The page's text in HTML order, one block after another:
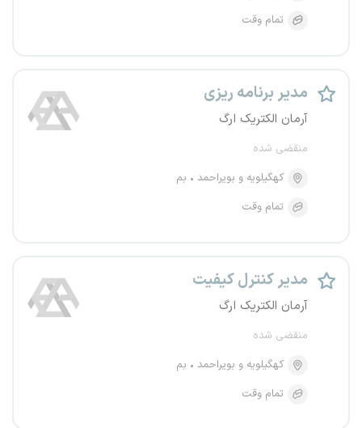
تمام وقت
مدیر برنامه ریزی
آرمان الکتریک ارگ
منقضی شده
کهگیلویه و بویراحمد
بم
تمام وقت
مدیر کنترل کیفیت
آرمان الکتریک ارگ
منقضی شده
کهگیلویه و بویراحمد
بم
تمام وقت